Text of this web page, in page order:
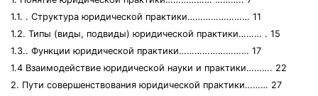
1.1. . Структура юридической практики…………………… 11
1.2. Типы (виды, подвиды) юридической практики……… . 15
1.3.. Функции юридической практики……………………… 17
1.4 Взаимодействие юридической науки и практики………. 22
2. Пути совершенствования юридической практики……… 27